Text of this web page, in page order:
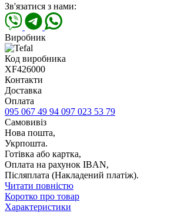
Зв'язатися з нами:
Виробник
Код виробника
XF426000
Контакти
Доставка
Оплата
095 067 49 94 097 023 53 79
Самовивіз
Нова пошта,
Укрпошта.
Готівка або картка,
Оплата на рахунок IBAN,
Післяплата (Накладений платіж).
Читати повністю
Коротко про товар
Характеристики